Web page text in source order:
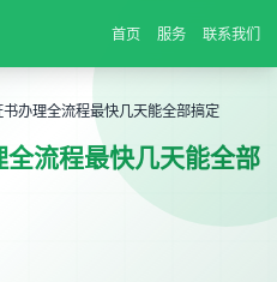
首页 服务 联系我们
办理全流程最快几天能全部搞定
流程最快几天能全部